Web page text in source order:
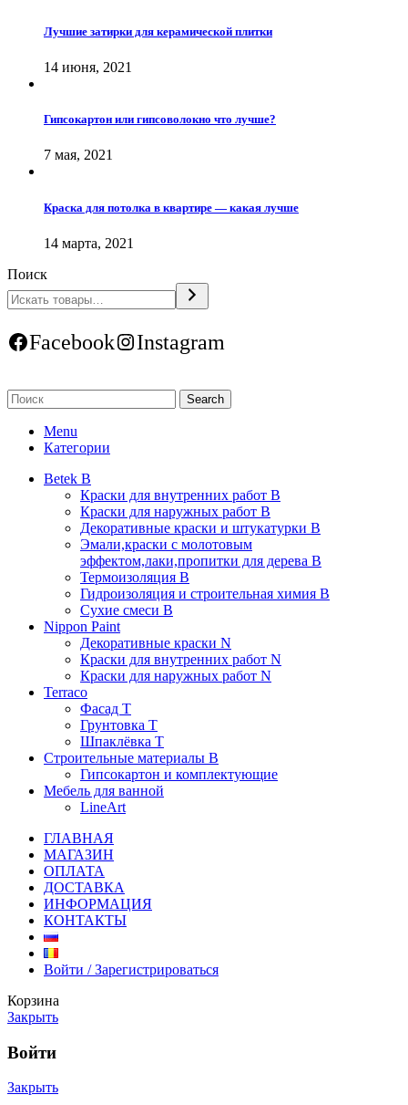
Лучшие затирки для керамической плитки
14 июня, 2021
Гипсокартон или гипсоволокно что лучше?
7 мая, 2021
Краска для потолка в квартире — какая лучше
14 марта, 2021
Поиск
Facebook Instagram
Search
Menu
Категории
Betek B
Краски для внутренних работ B
Краски для наружных работ B
Декоративные краски и штукатурки В
Эмали,краски с молотовым
эффектом,лаки,пропитки для дерева В
Термоизоляция В
Гидроизоляция и строительная химия В
Сухие смеси B
Nippon Paint
Декоративные краски N
Краски для внутренних работ N
Краски для наружных работ N
Terraco
Фасад Т
Грунтовка T
Шпаклёвка T
Строительные материалы В
Гипсокартон и комплектующие
Мебель для ванной
LineArt
ГЛАВНАЯ
МАГАЗИН
ОПЛАТА
ДОСТАВКА
ИНФОРМАЦИЯ
КОНТАКТЫ
Войти / Зарегистрироваться
Корзина
Закрыть
Войти
Закрыть